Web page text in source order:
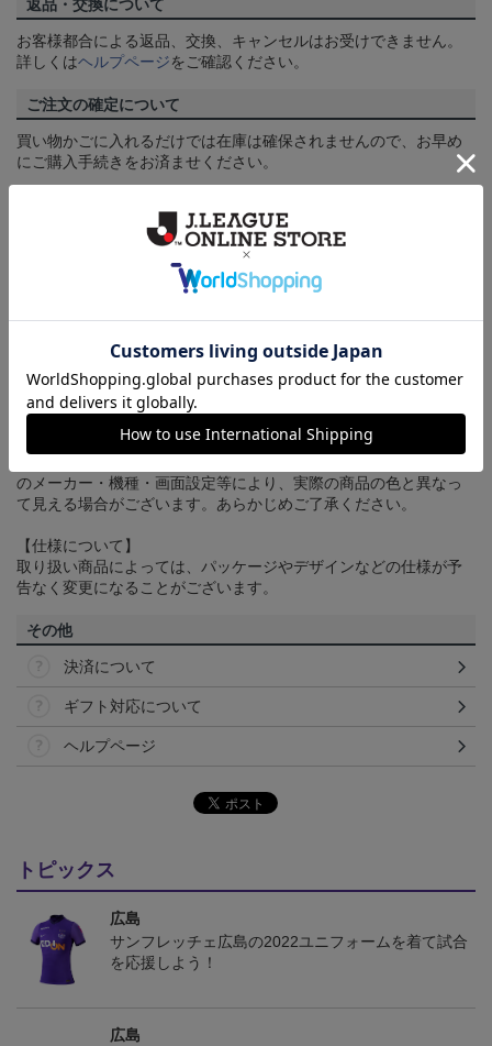
返品・交換について
お客様都合による返品、交換、キャンセルはお受けできません。
詳しくはヘルプページをご確認ください。
ご注文の確定について
買い物かごに入れるだけでは在庫は確保されませんので、お早め
にご購入手続きをお済ませください。
3,980円（税込）以上のご注文は全国一律送料無料です。詳しくは
をご確認ください。
一部商品はメール便でのお届けとなる場合がございます。詳しく
ヘルプページをご確認ください。
商品について
【カラーについて】
のメーカー・機種・画面設定等により、実際の商品の色と異なっ
て見える場合がございます。あらかじめご了承ください。
【仕様について】
取り扱い商品によっては、パッケージやデザインなどの仕様が予
告なく変更になることがございます。
その他
決済について
ギフト対応について
ヘルプページ
トピックス
広島
サンフレッチェ広島の2022ユニフォームを着て試合
を応援しよう！
広島